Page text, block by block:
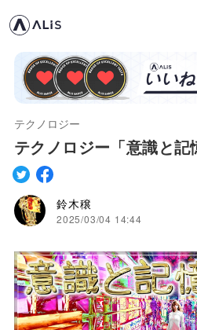
テクノロジー
テクノロジー「意識と記
鈴木穣
2025/03/04 14:44